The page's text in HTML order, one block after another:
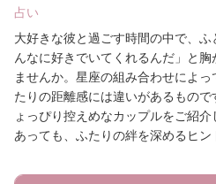
占い
大好きな彼と過ごす時間の中で、
んなに好きでいてくれるんだ」と
ませんか。星座の組み合わせによ
たりの距離感には違いがあるもの
ょっぴり控えめなカップルをご紹
あっても、ふたりの絆を深めるヒン